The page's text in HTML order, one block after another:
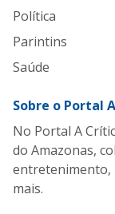
Política
Parintins
Saúde
Sobre o Portal
No Portal A
do Amazonas,
entretenimento,
mais.